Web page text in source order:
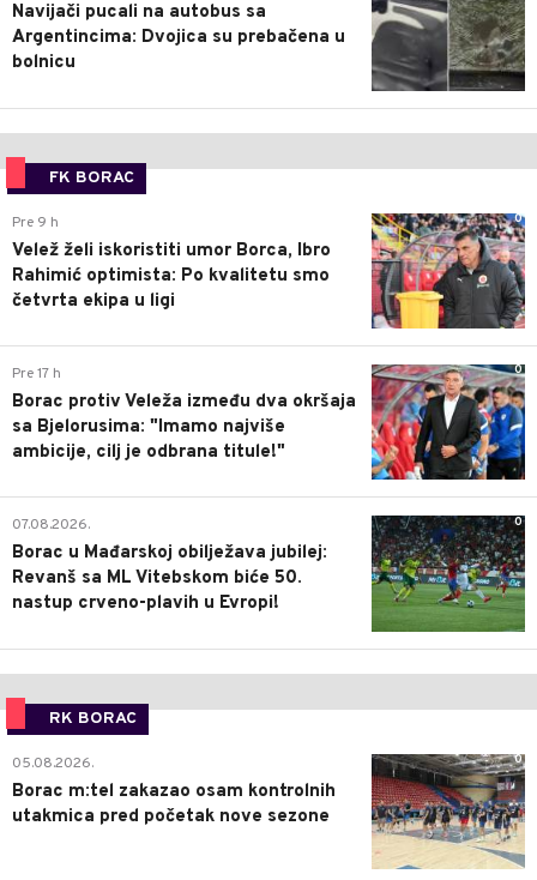
Navijači pucali na autobus sa
Argentincima: Dvojica su prebačena u
bolnicu
FK BORAC
0
Pre 9 h
Velež želi iskoristiti umor Borca, Ibro
Rahimić optimista: Po kvalitetu smo
četvrta ekipa u ligi
0
Pre 17 h
Borac protiv Veleža između dva okršaja
sa Bjelorusima: "Imamo najviše
ambicije, cilj je odbrana titule!"
0
07.08.2026.
Borac u Mađarskoj obilježava jubilej:
Revanš sa ML Vitebskom biće 50.
nastup crveno-plavih u Evropi!
RK BORAC
0
05.08.2026.
Borac m:tel zakazao osam kontrolnih
utakmica pred početak nove sezone